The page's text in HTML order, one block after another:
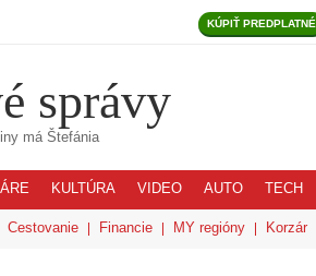
KÚPIŤ PREDPLATNÉ
správy
má Štefánia
KULTÚRA VIDEO AUTO TECH
Cestovanie Financie MY regióny Korzár